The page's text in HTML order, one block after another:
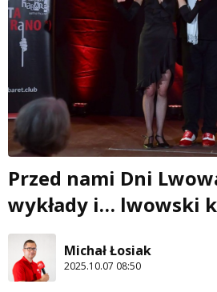
Przed nami Dni
wykłady i… lwowski
Michał Łosiak
2025.10.07 08:50